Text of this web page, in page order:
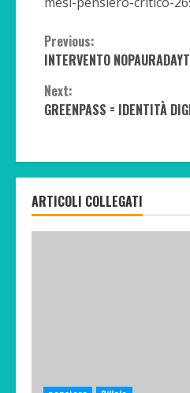
Continue
Reading
Previous:
INTERVENTO
Next:
GREENPASS = IDENTITÀ
ARTICOLI COLLEGATI